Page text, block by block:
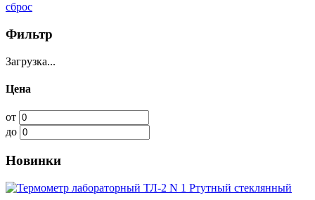
сброс
Фильтр
Загрузка...
Цена
от
до
Новинки